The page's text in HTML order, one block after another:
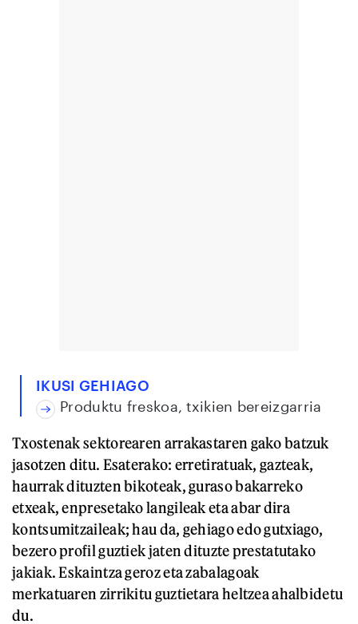
IKUSI GEHIAGO
Produktu freskoa, txikien bereizgarria
Txostenak sektorearen arrakastaren gako batzuk
jasotzen ditu. Esaterako: erretiratuak, gazteak,
haurrak dituzten bikoteak, guraso bakarreko
etxeak, enpresetako langileak eta abar dira
kontsumitzaileak; hau da, gehiago edo gutxiago,
bezero profil guztiek jaten dituzte prestatutako
jakiak. Eskaintza geroz eta zabalagoak
merkatuaren zirrikitu guztietara heltzea ahalbidetu
du.